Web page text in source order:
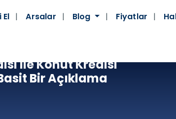
El Arsalar Blog Fiyatlar
Ile Konut Kredisi
Bir Açıklama